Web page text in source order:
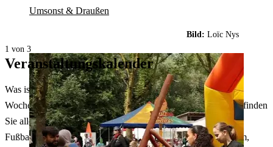
Umsonst & Draußen
Bild: Loïc Nys
1 von 3
Veranstaltungskalender
Was ist heute in Dortmund los? Welche Konzerte gibt es am
Wochenende? Im größten Veranstaltungskalender Dortmunds finden
Sie alle Events – von der Stadt- oder Museumsführung übers
Fußballspiel bis zum Flohmarkt. Sie können dabei nach Datum,